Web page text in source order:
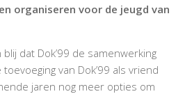
organiseren voor de jeugd van
blij dat Dok’99 de samenwerking
van Dok’99 als vriend
jaren nog meer opties om